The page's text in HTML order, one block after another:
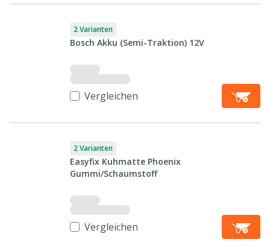
2 Varianten
Bosch Akku (Semi-Traktion) 12V
Vergleichen
2 Varianten
Easyfix Kuhmatte Phoenix
Gummi/Schaumstoff
Vergleichen